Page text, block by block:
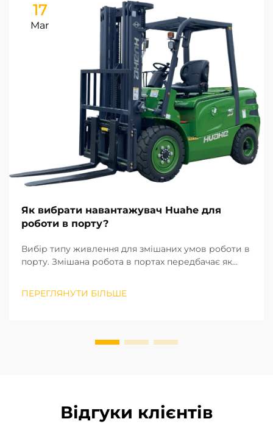
17
Mar
Як вибрати навантажувач Huahe для
роботи в порту?
Вибір типу живлення для змішаних умов роботи в
порту. Змішана робота в портах передбачає як
розвантаження на відкритих територіях. Тому тип
ПЕРЕГЛЯНУТИ БІЛЬШЕ
Відгуки клієнтів